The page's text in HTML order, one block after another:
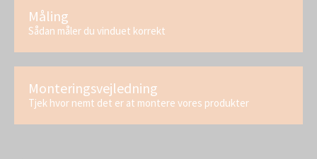
Måling
Sådan måler du vinduet korrekt
Monteringsvejledning
Tjek hvor nemt det er at montere vores produkter